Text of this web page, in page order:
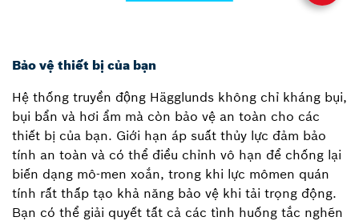
Bảo vệ thiết bị của bạn
Hệ thống truyền động Hägglunds không chỉ kháng bụi,
bụi bẩn và hơi ẩm mà còn bảo vệ an toàn cho các
thiết bị của bạn. Giới hạn áp suất thủy lực đảm bảo
tính an toàn và có thể điều chỉnh vô hạn để chống lại
biến dạng mô-men xoắn, trong khi lực mômen quán
tính rất thấp tạo khả năng bảo vệ khi tải trọng động.
Bạn có thể giải quyết tất cả các tình huống tắc nghẽn